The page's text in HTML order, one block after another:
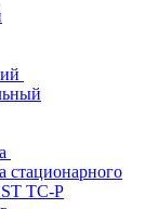
стационарного
TС-Р